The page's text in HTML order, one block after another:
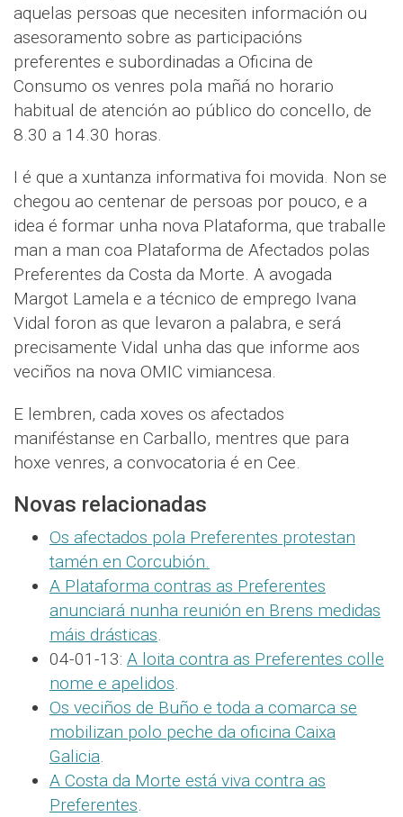
aquelas persoas que necesiten información ou
asesoramento sobre as participacións
preferentes e subordinadas a Oficina de
Consumo os venres pola mañá no horario
habitual de atención ao público do concello, de
8.30 a 14.30 horas.
I é que a xuntanza informativa foi movida. Non se
chegou ao centenar de persoas por pouco, e a
idea é formar unha nova Plataforma, que traballe
man a man coa Plataforma de Afectados polas
Preferentes da Costa da Morte. A avogada
Margot Lamela e a técnico de emprego Ivana
Vidal foron as que levaron a palabra, e será
precisamente Vidal unha das que informe aos
veciños na nova OMIC vimiancesa.
E lembren, cada xoves os afectados
maniféstanse en Carballo, mentres que para
hoxe venres, a convocatoria é en Cee.
Novas relacionadas
Os afectados pola Preferentes protestan
tamén en Corcubión.
A Plataforma contras as Preferentes
anunciará nunha reunión en Brens medidas
máis drásticas.
04-01-13: A loita contra as Preferentes colle
nome e apelidos.
Os veciños de Buño e toda a comarca se
mobilizan polo peche da oficina Caixa
Galicia.
A Costa da Morte está viva contra as
Preferentes.